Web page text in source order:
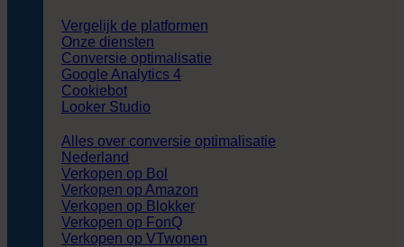
Vergelijk de platformen
Onze diensten
Conversie optimalisatie
Google Analytics 4
Cookiebot
Looker Studio
Alles over conversie optimalisatie
Nederland
Verkopen op Bol
Verkopen op Amazon
Verkopen op Blokker
Verkopen op FonQ
Verkopen op VTwonen